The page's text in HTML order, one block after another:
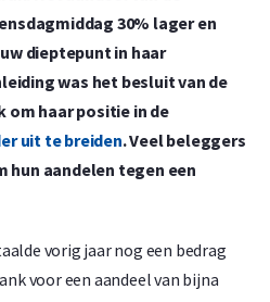
30% lager en
dieptepunt in haar
was het besluit van de
om haar positie in de
uit te breiden. Veel beleggers
hun aandelen tegen een
vorig jaar nog een bedrag
voor een aandeel van bijna